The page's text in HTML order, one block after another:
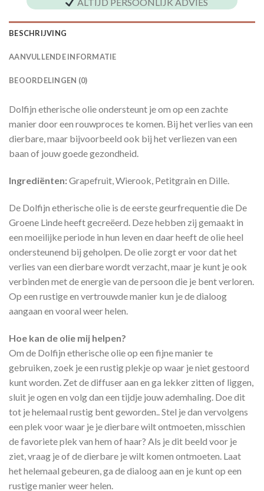
BESCHRIJVING
AANVULLENDE INFORMATIE
BEOORDELINGEN (0)
Dolfijn etherische olie ondersteunt je om op een zachte
manier door een rouwproces te komen. Bij het verlies van een
dierbare, maar bijvoorbeeld ook bij het verliezen van een
baan of jouw goede gezondheid.
Ingrediënten:Grapefruit, Wierook, Petitgrain en Dille.
De Dolfijn etherische olie is de eerste geurfrequentie die De
Groene Linde heeft gecreëerd. Deze hebben zij gemaakt in
een moeilijke periode in hun leven en daar heeft de olie heel
ondersteunend bij geholpen. De olie zorgt er voor dat het
verlies van een dierbare wordt verzacht, maar je kunt je ook
verbinden met de energie van de persoon die je bent verloren.
Op een rustige en vertrouwde manier kun je de dialoog
aangaan en vooral weer helen.
Hoe kan de olie mij helpen?
Om de Dolfijn etherische olie op een fijne manier te
gebruiken, zoek je een rustig plekje op waar je niet gestoord
kunt worden. Zet de diffuser aan en ga lekker zitten of liggen,
sluit je ogen en volg dan een tijdje jouw ademhaling. Doe dit
tot je helemaal rustig bent geworden.. Stel je dan vervolgens
een plek voor waar je je dierbare wilt ontmoeten, misschien
de favoriete plek van hem of haar? Als je dit beeld voor je
ziet, vraag je of de dierbare je wilt komen ontmoeten. Laat
het helemaal gebeuren, ga de dialoog aan en je kunt op een
rustige manier weer helen.